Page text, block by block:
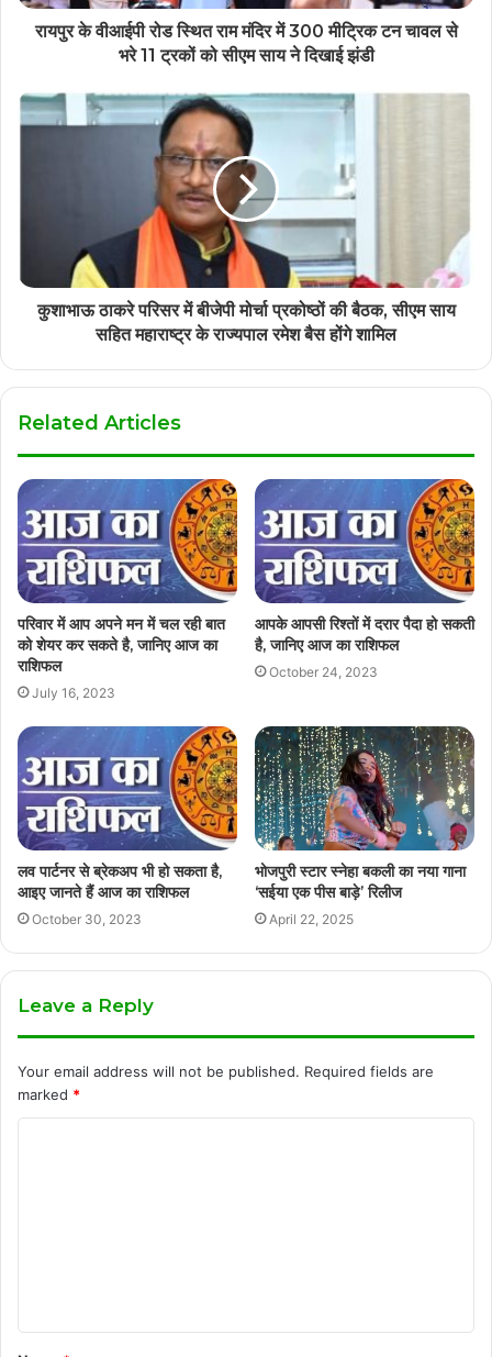
रायपुर के वीआईपी रोड स्थित राम मंदिर में 300 मीट्रिक टन चावल से
भरे 11 ट्रकों को सीएम साय ने दिखाई झंडी
कुशाभाऊ ठाकरे परिसर में बीजेपी मोर्चा प्रकोष्ठों की बैठक, सीएम साय
सहित महाराष्ट्र के राज्यपाल रमेश बैस होंगे शामिल
Related Articles
परिवार में आप अपने मन में चल रही बात
को शेयर कर सकते है, जानिए आज का
राशिफल
July 16, 2023
आपके आपसी रिश्तों में दरार पैदा हो सकती
है, जानिए आज का राशिफल
October 24, 2023
लव पार्टनर से ब्रेकअप भी हो सकता है,
आइए जानते हैं आज का राशिफल
October 30, 2023
भोजपुरी स्टार स्नेहा बकली का नया गाना
‘सईया एक पीस बाड़े’ रिलीज
April 22, 2025
Leave a Reply
Your email address will not be published. Required fields are
marked *
t